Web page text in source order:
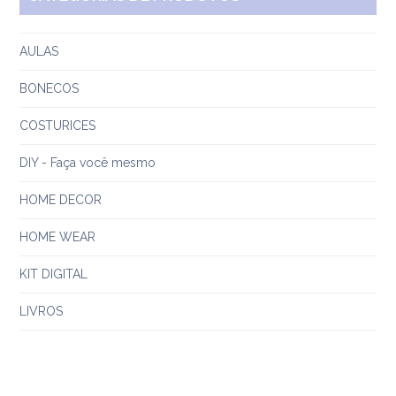
AULAS
BONECOS
COSTURICES
DIY - Faça você mesmo
HOME DECOR
HOME WEAR
KIT DIGITAL
LIVROS